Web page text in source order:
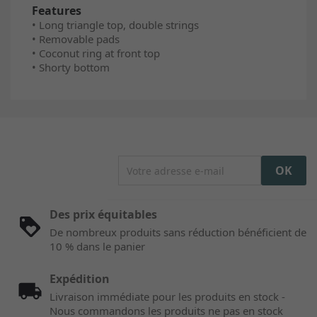
Features
• Long triangle top, double strings
• Removable pads
• Coconut ring at front top
• Shorty bottom
Des prix équitables
De nombreux produits sans réduction bénéficient de
10 % dans le panier
Expédition
Livraison immédiate pour les produits en stock -
Nous commandons les produits ne pas en stock